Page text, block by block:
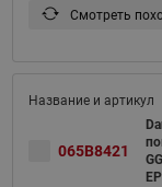
Смотреть
065B8421